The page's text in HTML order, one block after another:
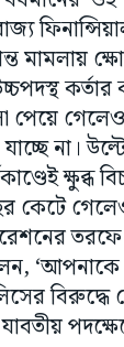
মামলায়
পেয়ে
না।
ক্ষুব্ধ
কেটে
‘আপনাকে